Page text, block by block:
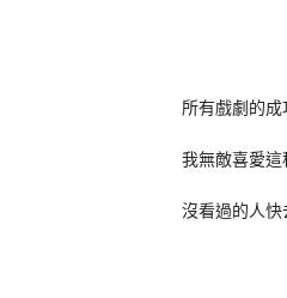
所有戲劇的
我無敵喜愛
沒看過的人